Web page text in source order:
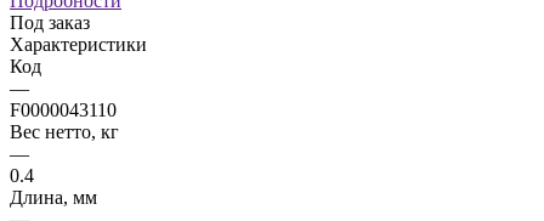
Под заказ
Характеристики
Код
—
F0000043110
Вес нетто, кг
—
0.4
Длина, мм